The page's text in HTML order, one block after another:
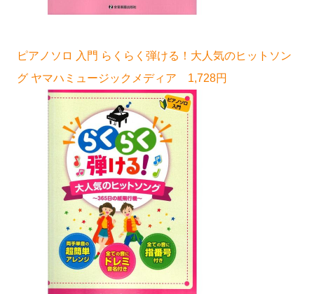
ピアノソロ 入門 らくらく弾ける！大人気のヒットソン
グ ヤマハミュージックメディア 1,728円